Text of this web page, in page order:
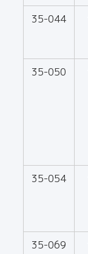
35-044
35-050
35-054
35-069